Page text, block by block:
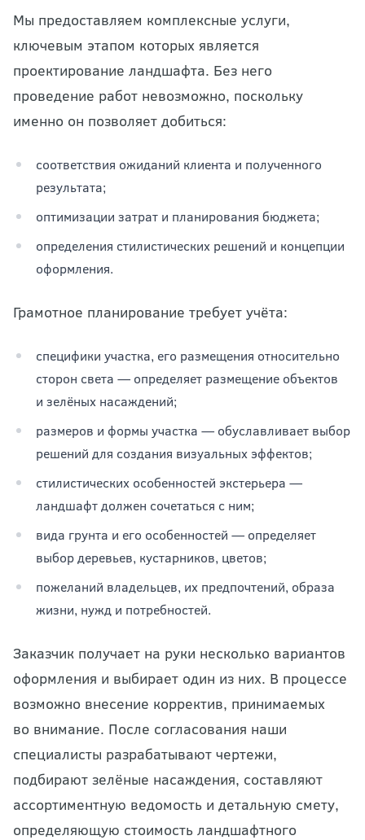
Мы предоставляем комплексные услуги,
ключевым этапом которых является
проектирование ландшафта. Без него
проведение работ невозможно, поскольку
именно он позволяет добиться:
соответствия ожиданий клиента и полученного
результата;
оптимизации затрат и планирования бюджета;
определения стилистических решений и концепции
оформления.
Грамотное планирование требует учёта:
специфики участка, его размещения относительно
сторон света — определяет размещение объектов
и зелёных насаждений;
размеров и формы участка — обуславливает выбор
решений для создания визуальных эффектов;
стилистических особенностей экстерьера —
ландшафт должен сочетаться с ним;
вида грунта и его особенностей — определяет
выбор деревьев, кустарников, цветов;
пожеланий владельцев, их предпочтений, образа
жизни, нужд и потребностей.
Заказчик получает на руки несколько вариантов
оформления и выбирает один из них. В процессе
возможно внесение корректив, принимаемых
во внимание. После согласования наши
специалисты разрабатывают чертежи,
подбирают зелёные насаждения, составляют
ассортиментную ведомость и детальную смету,
определяющую стоимость ландшафтного